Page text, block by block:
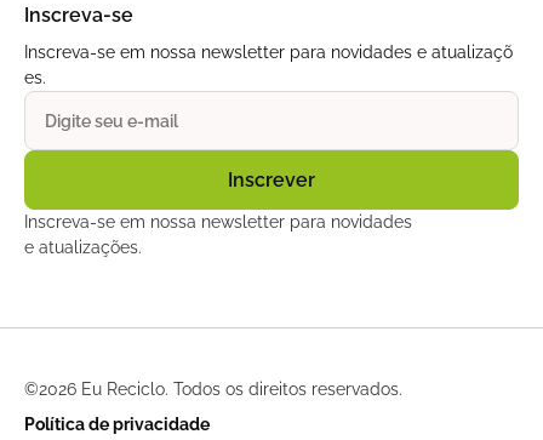
Inscreva-se
Inscreva-se em nossa newsletter para novidades e atualizaçõ
es.
Inscreva-se em nossa newsletter para novidades
e atualizações.
©2026 Eu Reciclo. Todos os direitos reservados.
Política de privacidade